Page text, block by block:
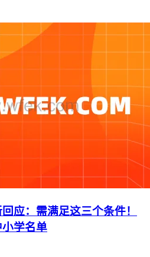
应：需满足这三个条件！
学名单